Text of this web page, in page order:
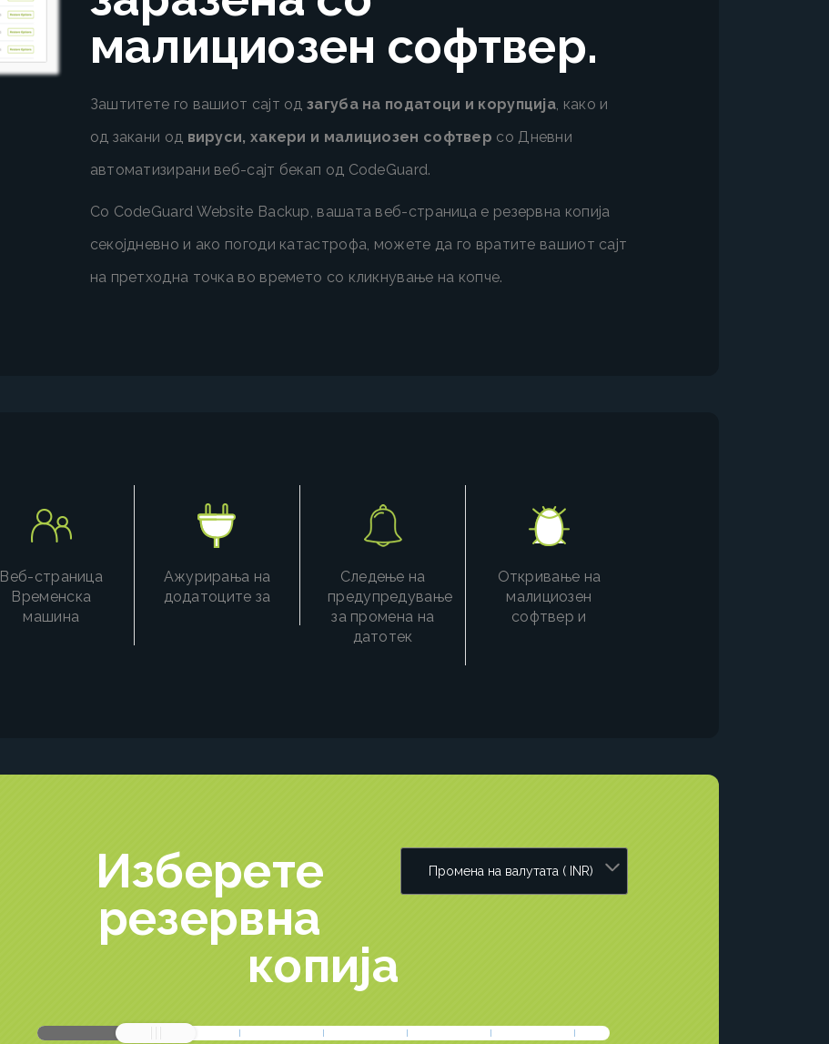
малициозен софтвер.
Заштитете го вашиот сајт одзагуба на податоци и корупција, како и
од закани од вируси, хакери и малициозен софтвер со Дневни
автоматизирани веб-сајт бекап од CodeGuard.
Со CodeGuard Website Backup, вашата веб-страница е резервна копија
секојдневно и ако погоди катастрофа, можете да го вратите вашиот сајт
на претходна точка во времето со кликнување на копче.
Веб-страница
Временска
машина
Ажурирања на
додатоците за
Следење на
предупредување
за промена на
датотек
Откривање на
малициозен
софтвер и
Изберете
резервна
копија